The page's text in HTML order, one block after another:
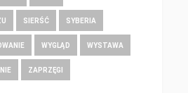
SIERŚĆ SYBERIA
WYGLĄD WYSTAWA
ZAPRZĘGI